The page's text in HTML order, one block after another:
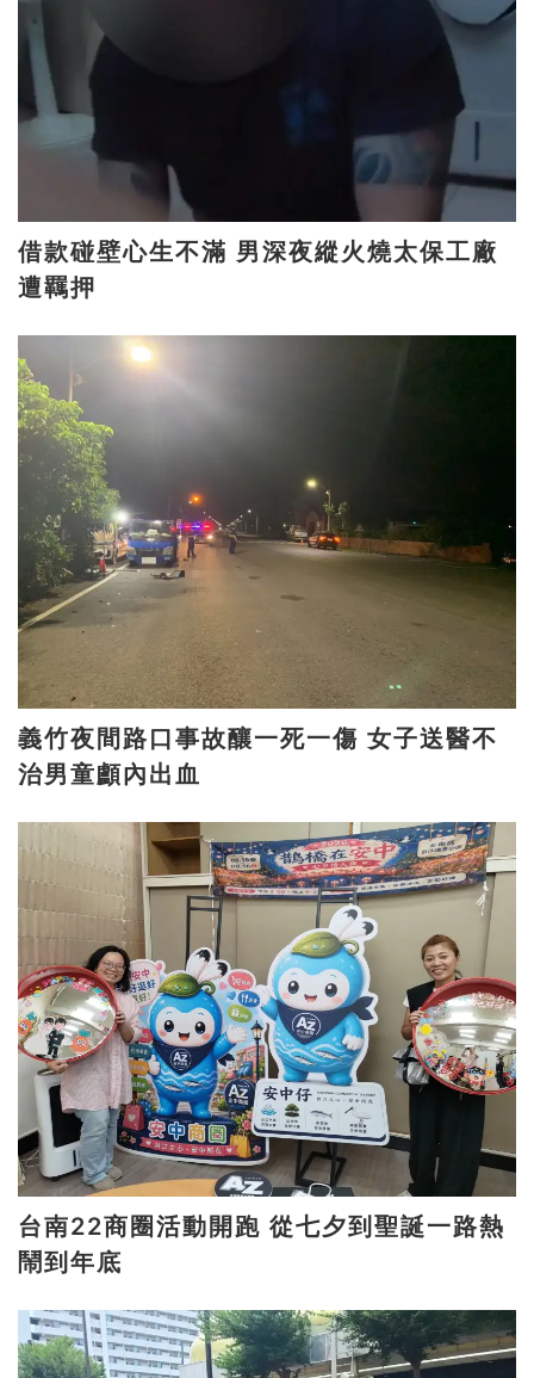
借款碰壁心生不滿 男深夜縱火燒太保工廠
遭羈押
義竹夜間路口事故釀一死一傷 女子送醫不
治男童顱內出血
台南22商圈活動開跑 從七夕到聖誕一路熱
鬧到年底